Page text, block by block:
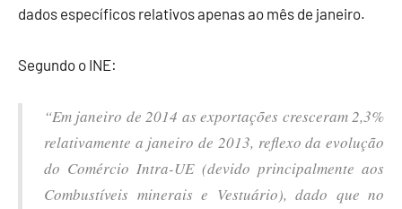
dados específicos relativos apenas ao mês de janeiro.
Segundo o INE:
“Em janeiro de 2014 as exportações cresceram 2,3%
relativamente a janeiro de 2013, reflexo da evolução
do Comércio Intra-UE (devido principalmente aos
Combustíveis minerais e Vestuário), dado que no